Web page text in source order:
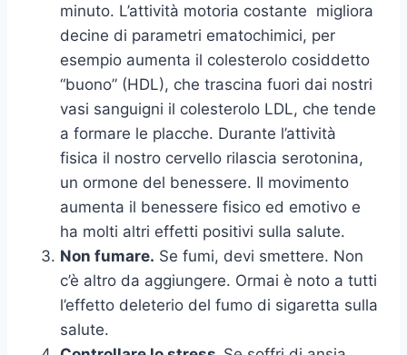
minuto. L’attività motoria costante migliora
decine di parametri ematochimici, per
esempio aumenta il colesterolo cosiddetto
“buono” (HDL), che trascina fuori dai nostri
vasi sanguigni il colesterolo LDL, che tende
a formare le placche. Durante l’attività
fisica il nostro cervello rilascia serotonina,
un ormone del benessere. Il movimento
aumenta il benessere fisico ed emotivo e
ha molti altri effetti positivi sulla salute.
Non fumare. Se fumi, devi smettere. Non
c’è altro da aggiungere. Ormai è noto a tutti
l’effetto deleterio del fumo di sigaretta sulla
salute.